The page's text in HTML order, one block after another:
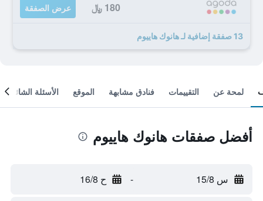
180 ﷼ عرض الصفقة
13 صفقة إضافية لـ هانوك هاييوم
لمحة عن التقييمات فنادق مشابهة الموقع الأسئلة الشائعة
أفضل صفقات هانوك هاييوم
س 15/8 - ح 16/8